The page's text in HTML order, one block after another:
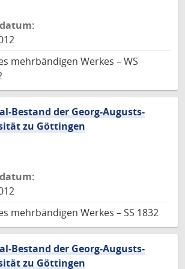
mehrbändigen Werkes – WS
Bestand der Georg-Augusts-
zu Göttingen
mehrbändigen Werkes – SS 1832
Bestand der Georg-Augusts-
zu Göttingen